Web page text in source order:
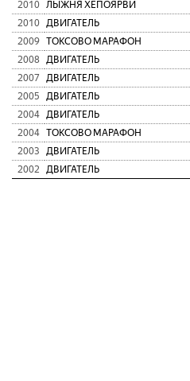
2010
ЛЫЖНЯ ХЕПОЯРВИ
2010
ДВИГАТЕЛЬ
2009
ТОКСОВО МАРАФОН
2008
ДВИГАТЕЛЬ
2007
ДВИГАТЕЛЬ
2005
ДВИГАТЕЛЬ
2004
ДВИГАТЕЛЬ
2004
ТОКСОВО МАРАФОН
2003
ДВИГАТЕЛЬ
2002
ДВИГАТЕЛЬ